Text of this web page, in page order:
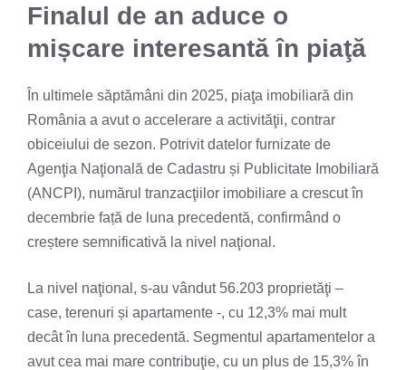
Finalul de an aduce o
mișcare interesantă în piaţă
În ultimele săptămâni din 2025, piaţa imobiliară din
România a avut o accelerare a activităţii, contrar
obiceiului de sezon. Potrivit datelor furnizate de
Agenţia Naţională de Cadastru și Publicitate Imobiliară
(ANCPI), numărul tranzacţiilor imobiliare a crescut în
decembrie față de luna precedentă, confirmând o
creștere semnificativă la nivel naţional.
La nivel naţional, s-au vândut 56.203 proprietăţi –
case, terenuri și apartamente -, cu 12,3% mai mult
decât în luna precedentă. Segmentul apartamentelor a
avut cea mai mare contribuţie, cu un plus de 15,3% în